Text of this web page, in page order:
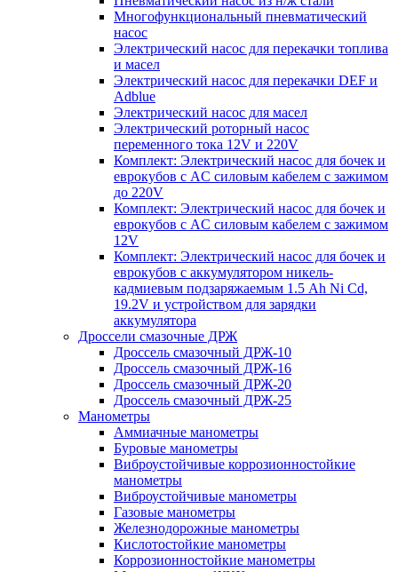
Многофункциональный пневматический
насос
Электрический насос для перекачки топлива
и масел
Электрический насос для перекачки DEF и
Adblue
Электрический насос для масел
Электрический роторный насос
переменного тока 12V и 220V
Комплект: Электрический насос для бочек и
еврокубов с AC силовым кабелем с зажимом
до 220V
Комплект: Электрический насос для бочек и
еврокубов с AC силовым кабелем с зажимом
12V
Комплект: Электрический насос для бочек и
еврокубов с аккумулятором никель-
кадмиевым подзаряжаемым 1.5 Ah Ni Cd,
19.2V и устройством для зарядки
аккумулятора
Дроссели смазочные ДРЖ
Дроссель смазочный ДРЖ-10
Дроссель смазочный ДРЖ-16
Дроссель смазочный ДРЖ-20
Дроссель смазочный ДРЖ-25
Манометры
Аммиачные манометры
Буровые манометры
Виброустойчивые коррозионностойкие
манометры
Виброустойчивые манометры
Газовые манометры
Железнодорожные манометры
Кислотостойкие манометры
Коррозионностойкие манометры